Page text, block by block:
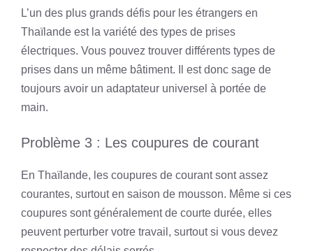
L’un des plus grands défis pour les étrangers en
Thaïlande est la variété des types de prises
électriques. Vous pouvez trouver différents types de
prises dans un même bâtiment. Il est donc sage de
toujours avoir un adaptateur universel à portée de
main.
Problème 3 : Les coupures de courant
En Thaïlande, les coupures de courant sont assez
courantes, surtout en saison de mousson. Même si ces
coupures sont généralement de courte durée, elles
peuvent perturber votre travail, surtout si vous devez